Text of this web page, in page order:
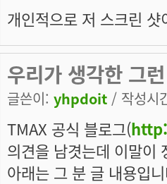
개인적으로 저 스크린
우리가 생각한 그
글쓴이: yhpdoit / 작성시
TMAX 공식 블로그(
의견을 남겻는데 이말이
아래는 그 분 글 내용입